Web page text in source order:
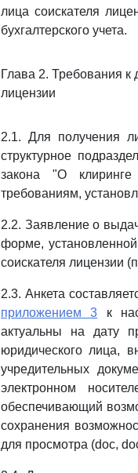
лица соискателя
бухгалтерского учета.
Глава 2. Требования
лицензии
2.1. Для получения
структурное
закона "О клиринге
требованиям,
2.2. Заявление о
форме, установленной
соискателя лицензии
2.3. Анкета
приложением 3 к
актуальны на дату
юридического лица,
учредительных
электронном
обеспечивающий
сохранения
для просмотра (doc,